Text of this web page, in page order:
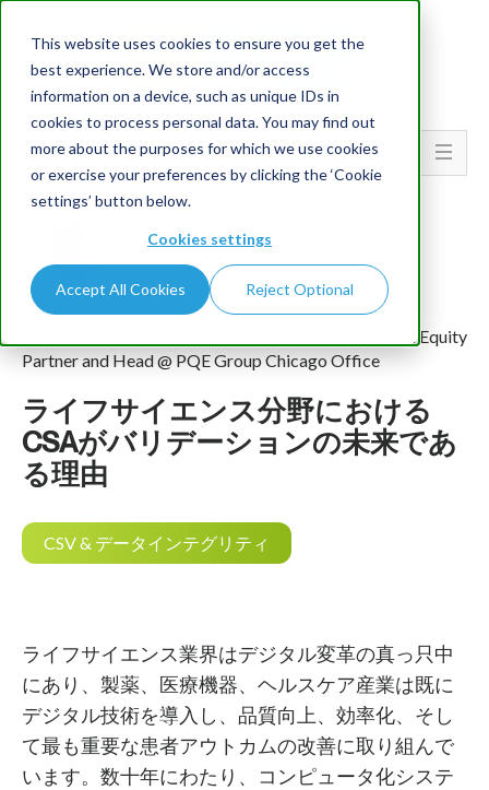
This website uses cookies to ensure you get the
best experience. We store and/or access
information on a device, such as unique IDs in
cookies to process personal data. You may find out
more about the purposes for which we use cookies
or exercise your preferences by clicking the ‘Cookie
settings’ button below.
Cookies settings
Accept All Cookies Reject Optional
Go To...
Gaurav Walia
by: VP of CSV, CSA, DI and Digital Governance, Local Equity
Partner and Head @ PQE Group Chicago Office
ライフサイエンス分野における
CSAがバリデーションの未来であ
る理由
CSV & データインテグリティ
ライフサイエンス業界はデジタル変革の真っ只中
にあり、製薬、医療機器、ヘルスケア産業は既に
デジタル技術を導入し、品質向上、効率化、そし
て最も重要な患者アウトカムの改善に取り組んで
います。数十年にわたり、コンピュータ化システ